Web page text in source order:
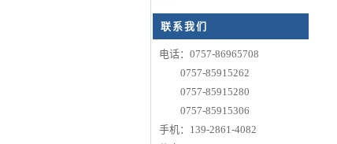
联系我们
电话：0757-86965708
0757-85915262
0757-85915280
0757-85915306
手机：139-2861-4082